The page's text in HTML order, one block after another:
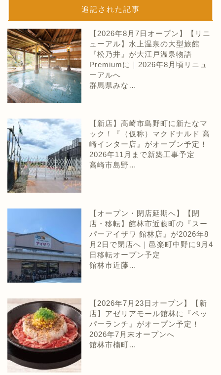
追記された記事
【2026年8月7日オープン】【リニ
ューアル】水上温泉の大型旅館
『松乃井』が大江戸温泉物語
Premiumに｜2026年8月頃リニュ
ーアルへ
群馬県みな…
【新店】高崎市島野町に新たなマ
ック！『（仮称）マクドナルド 高
崎インター店』がオープン予定！
2026年11月まで新築工事予定
高崎市島野…
【オープン・閉店延期へ】【閉
店・移転】館林市近藤町の『スー
パーアイザワ 館林店』が2026年8
月2日で閉店へ｜邑楽町中野に9月4
日移転オープン予定
館林市近藤…
【2026年7月23日オープン】【新
店】アゼリアモール館林に『ペッ
パーランチ』がオープン予定！
2026年7月末オープンへ
館林市楠町…